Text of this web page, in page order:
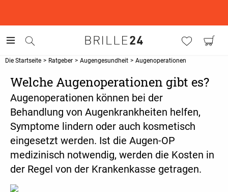
Die Startseite > Ratgeber > Augengesundheit > Augenoperationen
Welche Augenoperationen gibt es?
Augenoperationen können bei der
Behandlung von Augenkrankheiten helfen,
Symptome lindern oder auch kosmetisch
eingesetzt werden. Ist die Augen-OP
medizinisch notwendig, werden die Kosten in
der Regel von der Krankenkasse getragen.